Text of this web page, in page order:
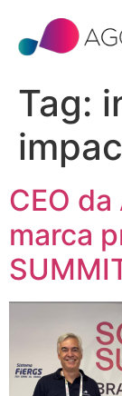
Tag:
CEO da
marca